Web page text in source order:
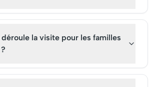
la visite pour les familles